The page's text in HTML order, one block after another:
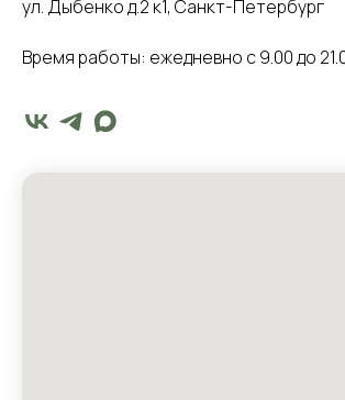
ул. Дыбенко д.2 к1, Санкт-Петербург
Время работы: ежедневно с 9.00 до